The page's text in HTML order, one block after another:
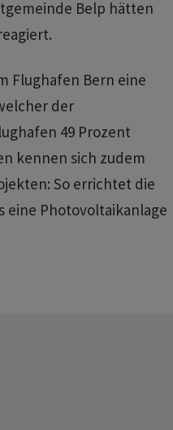
Belp hätten
Flughafen Bern eine
der
49 Prozent
kennen sich zudem
So errichtet die
eine Photovoltaikanlage